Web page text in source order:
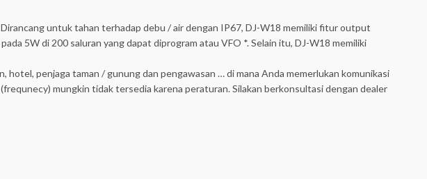
untuk tahan terhadap debu / air dengan IP67, DJ-W18 memiliki fitur output
5W di 200 saluran yang dapat diprogram atau VFO *. Selain itu, DJ-W18 memiliki
penjaga taman / gunung dan pengawasan … di mana Anda memerlukan komunikasi
mungkin tidak tersedia karena peraturan. Silakan berkonsultasi dengan dealer